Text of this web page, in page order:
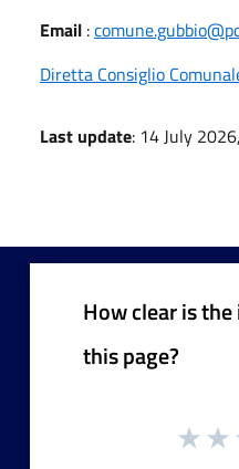
Email :
Diretta Consiglio
Last update: 14 July
How clear is
this page?